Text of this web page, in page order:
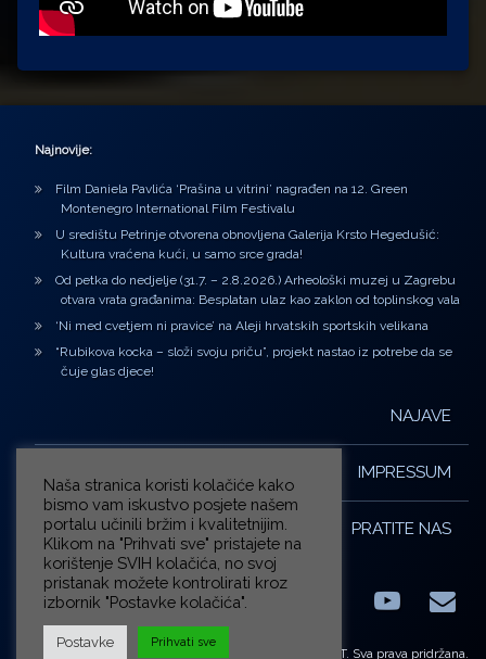
Najnovije:
Film Daniela Pavlića ‘Prašina u vitrini’ nagrađen na 12. Green
Montenegro International Film Festivalu
U središtu Petrinje otvorena obnovljena Galerija Krsto Hegedušić:
Kultura vraćena kući, u samo srce grada!
Od petka do nedjelje (31.7. – 2.8.2026.) Arheološki muzej u Zagrebu
otvara vrata građanima: Besplatan ulaz kao zaklon od toplinskog vala
‘Ni med cvetjem ni pravice’ na Aleji hrvatskih sportskih velikana
“Rubikova kocka – složi svoju priču”, projekt nastao iz potrebe da se
čuje glas djece!
NAJAVE
IMPRESSUM
PRATITE NAS
FacebookLinkedIn E-
© ZG-KULT. Sva prava pridržana.
Naša stranica koristi kolačiće kako
bismo vam iskustvo posjete našem
portalu učinili bržim i kvalitetnijim.
Klikom na "Prihvati sve" pristajete na
korištenje SVIH kolačića, no svoj
pristanak možete kontrolirati kroz
izbornik "Postavke kolačića".
Postavke Prihvati sve